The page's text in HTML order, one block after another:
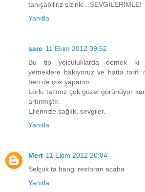
tanışabiliriz sizinle...SEVGİLERİMLE!
Yanıtla
sare 11 Ekim 2012 09:52
Bu tip yolculuklarda demek ki
yemeklere bakıyoruz ve hatta tarifi
ben de çok yaparım.
Lorlu tatlınız çok güzel görünüyor
artırmıştır.
Ellerinize sağlık, sevgiler.
Yanıtla
Mert 11 Ekim 2012 20:04
Selçuk ta hangi restoran acaba
Yanıtla